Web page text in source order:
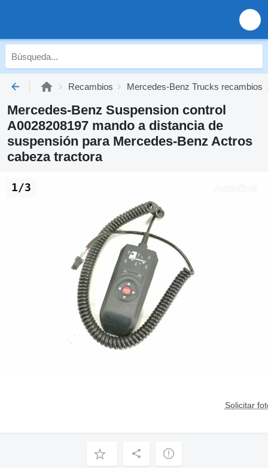
Recambios Mercedes-Benz Trucks recambios
Mercedes-Benz Suspension control
A0028208197 mando a distancia de
suspensión para Mercedes-Benz Actros
cabeza tractora
Solicitar
1/3